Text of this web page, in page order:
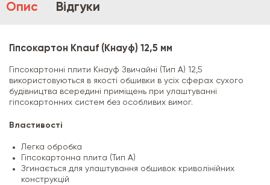
Опис Відгуки
Гіпсокартон Knauf (Кнауф) 12,5 мм
Гіпсокартонні плити Кнауф Звичайні (Тип A) 12,5
використовуються в якості обшивки в усіх сферах сухого
будівництва всередині приміщень при улаштуванні
гіпсокартонних систем без особливих вимог.
Властивості
Легка обробка
Гіпсокартонна плита (Тип А)
Згинається для улаштування обшивок криволінійних
конструкцій